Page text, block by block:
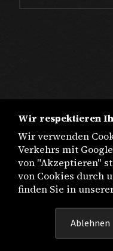
Wir respektieren
Wir verwenden
Verkehrs mit
von "Akzeptieren"
von Cookies durch
finden Sie in
Ablehnen